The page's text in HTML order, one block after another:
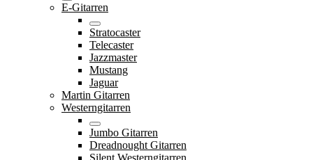
E-Gitarren
Stratocaster
Telecaster
Jazzmaster
Mustang
Jaguar
Martin Gitarren
Westerngitarren
Jumbo Gitarren
Dreadnought Gitarren
Silent Westerngitarren